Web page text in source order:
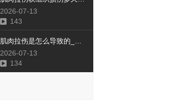
2026-07-13
143
2026-07-13
134